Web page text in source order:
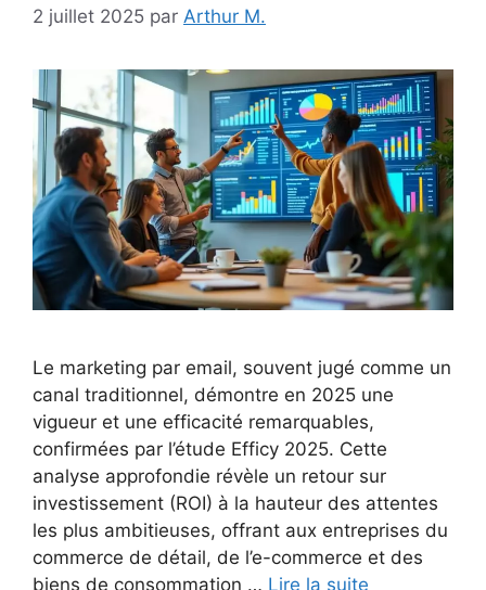
2 juillet 2025 par Arthur M.
Le marketing par email, souvent jugé comme un
canal traditionnel, démontre en 2025 une
vigueur et une efficacité remarquables,
confirmées par l’étude Efficy 2025. Cette
analyse approfondie révèle un retour sur
investissement (ROI) à la hauteur des attentes
les plus ambitieuses, offrant aux entreprises du
commerce de détail, de l’e-commerce et des
biens de consommation … Lire la suite